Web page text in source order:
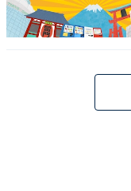
1個ずつ包装されている（
と小さいな」とい
ているので、くっ